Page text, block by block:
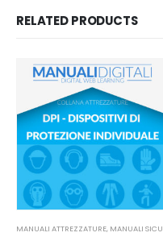
RELATED PRODUCTS
MANUALI ATTREZZATURE, MANUALI SICUREZZA SUL LAVORO